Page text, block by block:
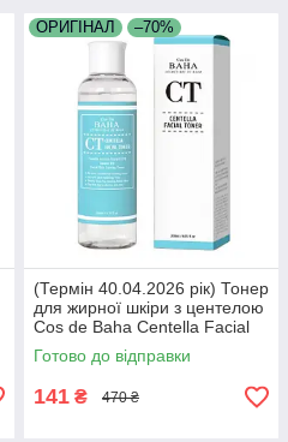
ОРИГІНАЛ –70%
(Термін 40.04.2026 рік) Тонер
для жирної шкіри з центелою
Cos de Baha Centella Facial
Toner 200 мл
Готово до відправки
141 ₴ 470 ₴